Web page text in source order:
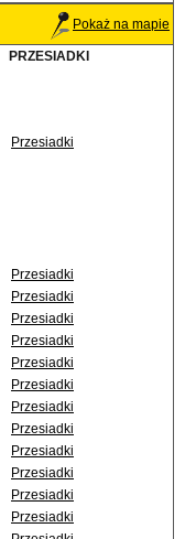
Pokaż na mapie
PRZESIADKI
Przesiadki
Przesiadki
Przesiadki
Przesiadki
Przesiadki
Przesiadki
Przesiadki
Przesiadki
Przesiadki
Przesiadki
Przesiadki
Przesiadki
Przesiadki